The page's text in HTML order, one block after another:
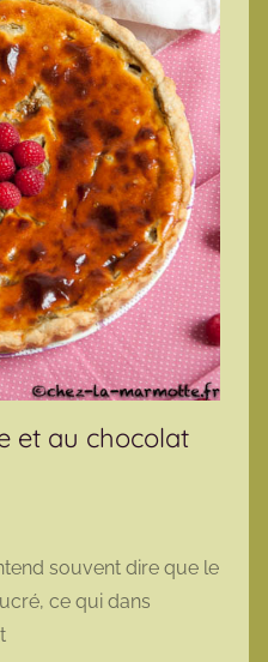
et au chocolat
souvent dire que le
ce qui dans